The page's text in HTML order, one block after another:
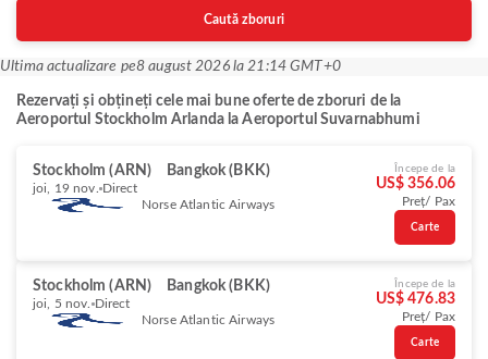
Caută zboruri
Ultima actualizare pe8 august 2026 la 21:14 GMT+0
Rezervați și obțineți cele mai bune oferte de zboruri de la
Aeroportul Stockholm Arlanda la Aeroportul Suvarnabhumi
Stockholm (ARN) Bangkok (BKK)
joi, 19 nov. Direct
Norse Atlantic Airways
Începe de la
US$ 356.06
Preț/ Pax
Carte
Stockholm (ARN) Bangkok (BKK)
joi, 5 nov. Direct
Norse Atlantic Airways
Începe de la
US$ 476.83
Preț/ Pax
Carte